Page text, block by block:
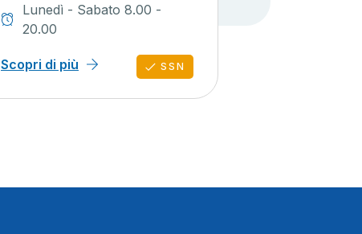
Lunedì - Sabato 8.00 -
20.00
Scopri di più SSN